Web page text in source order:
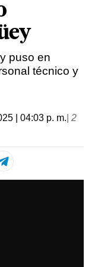
puso en
técnico y
| 04:03 p. m. 2